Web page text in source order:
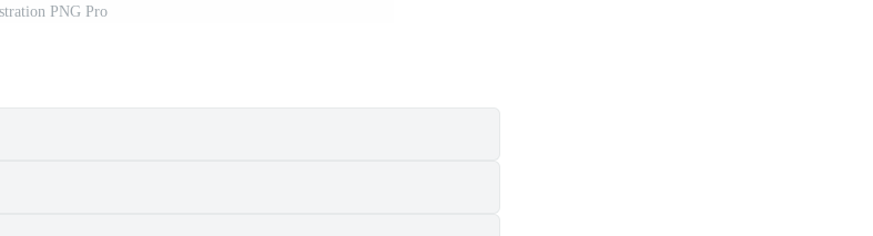
PNG Pro